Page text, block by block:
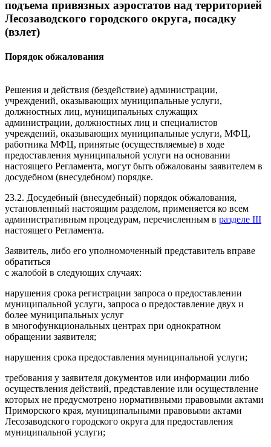
подъема привязных аэростатов над территорией
Лесозаводского городского округа, посадку
(взлет)
Порядок обжалования
Решения и действия (бездействие) администрации,
учреждений, оказывающих муниципальные услуги,
должностных лиц, муниципальных служащих
администрации, должностных лиц и специалистов
учреждений, оказывающих муниципальные услуги, МФЦ,
работника МФЦ, принятые (осуществляемые) в ходе
предоставления муниципальной услуги на основании
настоящего Регламента, могут быть обжалованы заявителем в
досудебном (внесудебном) порядке.
23.2. Досудебный (внесудебный) порядок обжалования,
установленный настоящим разделом, применяется ко всем
административным процедурам, перечисленным в разделе III
настоящего Регламента.
Заявитель, либо его уполномоченный представитель вправе
обратиться
с жалобой в следующих случаях:
нарушения срока регистрации запроса о предоставлении
муниципальной услуги, запроса о предоставление двух и
более муниципальных услуг
в многофункциональных центрах при однократном
обращении заявителя;
нарушения срока предоставления муниципальной услуги;
требования у заявителя документов или информации либо
осуществления действий, представление или осуществление
которых не предусмотрено нормативными правовыми актами
Приморского края, муниципальными правовыми актами
Лесозаводского городского округа для предоставления
муниципальной услуги;